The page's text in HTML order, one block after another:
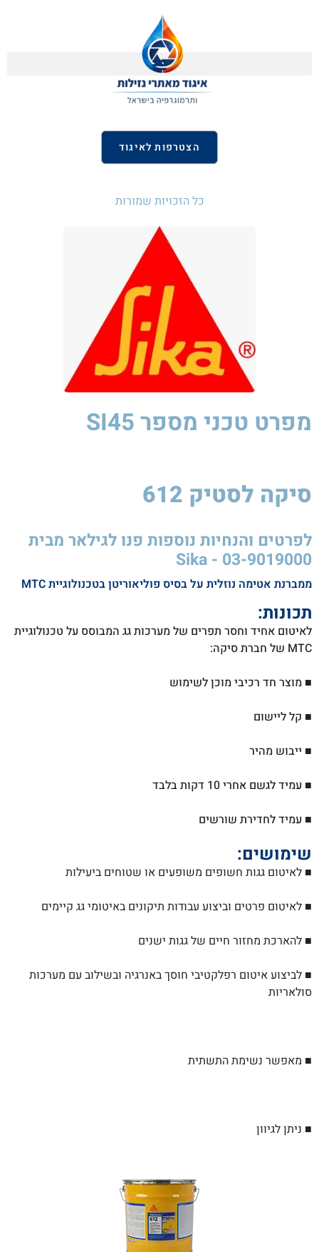
הצטרפות לאיגוד
כל הזכויות שמורות
מפרט טכני מספר SI45
סיקה לסטיק 612​
לפרטים והנחיות נוספות פנו לגילאר מבית
Sika - 03-9019000
ממברנת אטימה נוזלית על בסיס פוליאוריטן בטכנולוגיית MTC
תכונות:
לאיטום אחיד וחסר תפרים של מערכות גג המבוסס על טכנולוגיית
MTC של חברת סיקה:
■ מוצר חד רכיבי מוכן לשימוש
■ קל ליישום
■ ייבוש מהיר
■ עמיד לגשם אחרי 10 דקות בלבד
■ עמיד לחדירת שורשים
שימושים:
■ לאיטום גגות חשופים משופעים או שטוחים ביעילות
■ לאיטום פרטים וביצוע עבודות תיקונים באיטומיגג קיימים
■ להארכת מחזור חיים של גגות ישנים
■ לביצוע איטום רפלקטיבי חוסך באנרגיה ובשילוב עם מערכות
סולאריות
■ מאפשר נשימת התשתית
■ ניתן לגיוון